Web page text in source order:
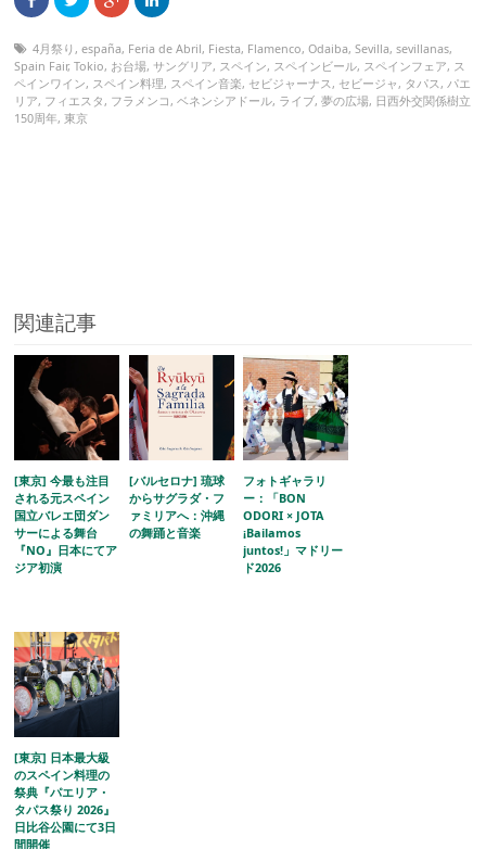
4月祭り,españa, Feria de Abril, Fiesta, Flamenco,Odaiba,Sevilla,sevillanas,
Spain Fair,Tokio, お台場, サングリア, スペイン, スペインビール, スペインフェア, ス
ペインワイン, スペイン料理, スペイン音楽, セビジャーナス, セビージャ, タパス,パエ
リア, フィエスタ, フラメンコ,ベネンシアドール, ライブ,夢の広場, 日西外交関係樹立
150周年,東京
関連記事
[東京] 今最も注目
される元スペイン
国立バレエ団ダン
サーによる舞台
『NO』日本にてア
ジア初演
[バルセロナ] 琉球
からサグラダ・フ
ァミリアへ：沖縄
の舞踊と音楽
フォトギャラリ
ー：「BON
ODORI × JOTA
¡Bailamos
juntos!」マドリー
ド2026
[東京] 日本最大級
のスペイン料理の
祭典『パエリア・
タパス祭り 2026』
日比谷公園にて3日
間開催